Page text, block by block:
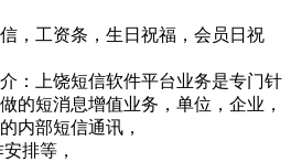
，工资条，生日祝福，会员日祝
：上饶短信软件平台业务是专门针
的短消息增值业务，单位，企业，
内部短信通讯，
排等，